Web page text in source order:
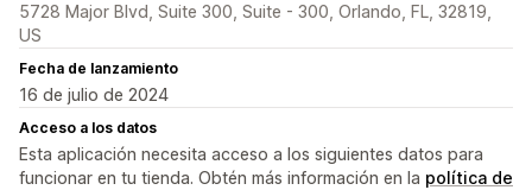
5728 Major Blvd, Suite 300, Suite - 300, Orlando, FL, 32819,
US
Fecha de lanzamiento
16 de julio de 2024
Acceso a los datos
Esta aplicación necesita acceso a los siguientes datos para
funcionar en tu tienda. Obtén más información en la política de